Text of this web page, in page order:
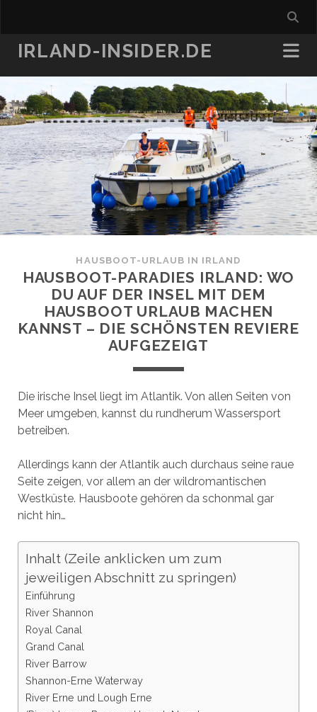
IRLAND-INSIDER.DE
HAUSBOOT-URLAUB IN IRLAND
HAUSBOOT-PARADIES IRLAND: WO
DU AUF DER INSEL MIT DEM
HAUSBOOT URLAUB MACHEN
KANNST – DIE SCHÖNSTEN REVIERE
AUFGEZEIGT
Die irische Insel liegt im Atlantik. Von allen Seiten von
Meer umgeben, kannst du rundherum Wassersport
betreiben.
Allerdings kann der Atlantik auch durchaus seine raue
Seite zeigen, vor allem an der wildromantischen
Westküste. Hausboote gehören da schonmal gar
nicht hin…
Inhalt (Zeile anklicken um zum
jeweiligen Abschnitt zu springen)
Einführung
River Shannon
Royal Canal
Grand Canal
River Barrow
Shannon-Erne Waterway
River Erne und Lough Erne